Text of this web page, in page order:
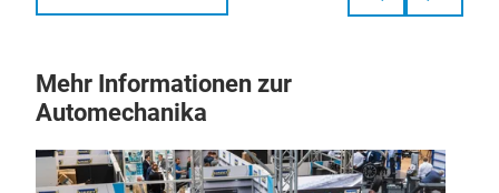
Mehr Informationen zur
Automechanika